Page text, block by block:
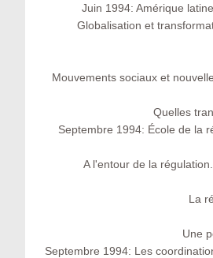
Juin 1994: Amérique
Globalisation et
Mouvements sociaux et
Quelles
Septembre 1994: École de la
A l'entour de la
La
Une
Septembre 1994: Les